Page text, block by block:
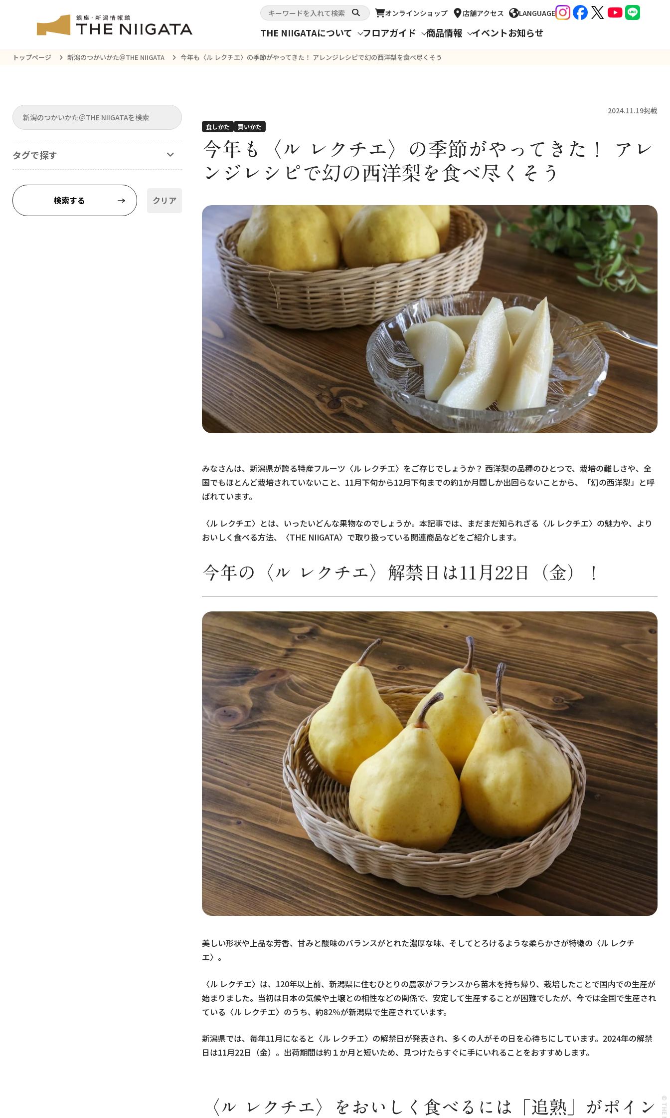
オンラインショップ 店舗アクセス LANGUAGE
THE NIIGATAについて フロアガイド 商品情報 イベントお知らせ
トップページ 新潟のつかいかた＠THE NIIGATA 今年も〈ル レクチエ〉の季節がやってきた！ アレンジレシピで幻の西洋梨を食べ尽くそう
タグで探す
検索する クリア
2024.11.19掲載
食しかた 買いかた
今年も〈ル レクチエ〉の季節がやってきた！ アレ
ンジレシピで幻の西洋梨を食べ尽くそう
みなさんは、新潟県が誇る特産フルーツ〈ル レクチエ〉をご存じでしょうか？ 西洋梨の品種のひとつで、栽培の難しさや、全
国でもほとんど栽培されていないこと、11月下旬から12月下旬までの約1か月間しか出回らないことから、「幻の西洋梨」と呼
ばれています。
〈ル レクチエ〉とは、いったいどんな果物なのでしょうか。本記事では、まだまだ知られざる〈ル レクチエ〉の魅力や、より
おいしく食べる方法、〈THE NIIGATA〉で取り扱っている関連商品などをご紹介します。
今年の〈ル レクチエ〉解禁日は11月22日（金）！
美しい形状や上品な芳香、甘みと酸味のバランスがとれた濃厚な味、そしてとろけるような柔らかさが特徴の〈ル レクチ
エ〉。
〈ル レクチエ〉は、120年以上前、新潟県に住むひとりの農家がフランスから苗木を持ち帰り、栽培したことで国内での生産が
始まりました。当初は日本の気候や土壌との相性などの関係で、安定して生産することが困難でしたが、今では全国で生産され
ている〈ル レクチエ〉のうち、約82％が新潟県で生産されています。
新潟県では、毎年11月になると〈ル レクチエ〉の解禁日が発表され、多くの人がその日を心待ちにしています。2024年の解禁
日は11月22日（金）。出荷期間は約１か月と短いため、見つけたらすぐに手にいれることをおすすめします。
〈ル レクチエ〉をおいしく食べるには「追熟」がポイン